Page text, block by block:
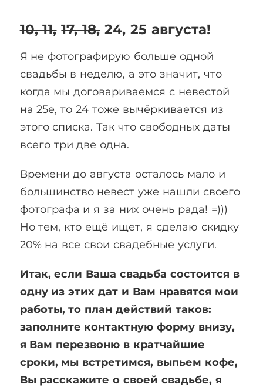
10, 11, 17, 18,24, 25 августа!
Я не фотографирую больше одной
свадьбы в неделю, а это значит, что
когда мы договариваемся с невестой
на 25е, то 24 тоже вычёркивается из
этого списка. Так что свободных даты
всеготри двеодна.
Времени до августа осталось мало и
большинство невест уже нашли своего
фотографа и я за них очень рада! =)))
Но тем, кто ещё ищет, я сделаю скидку
20% на все свои свадебные услуги.
Итак, если Ваша свадьба состоится в
одну из этих дат и Вам нравятся мои
работы, то план действий таков:
заполните контактную форму внизу,
я Вам перезвоню в кратчайшие
сроки, мы встретимся, выпьем кофе,
Вы расскажите о своей свадьбе, я